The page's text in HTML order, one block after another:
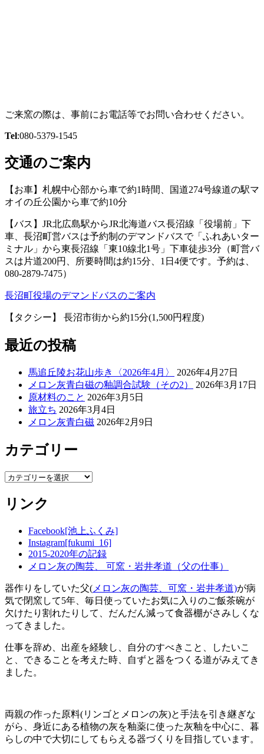
ご来窯の際は、事前にお電話等でお問い合わせください。
Tel:080-5379-1545
交通のご案内
【お車】札幌中心部から車で約1時間、国道274号線道の駅マ
オイの丘公園から車で約10分
【バス】JR北広島駅からJR北海道バス長沼線「役場前」下
車、長沼町営バスは予約制のデマンドバスで「ふれあいター
ミナル」から東長沼線「東10線北1号」下車徒歩3分（町営バ
スは片道200円、所要時間は約15分、1日4便です。予約は、
080-2879-7475）
長沼町役場のデマンドバスのご案内
【タクシー】 長沼市街から約15分(1,500円程度)
最近の投稿
馬追丘陵お花山歩き〈2026年4月〉
2026年4月27日
メロン灰青白磁の釉調合試験（その2）
2026年3月17日
原材料のこと 2026年3月5日
旅立ち 2026年3月4日
メロン灰青白磁 2026年2月9日
カテゴリー
カ
ゴ
リ
リンク
Facebook[池上ふくみ]
Instagram[fukumi_16]
2015-2020年の記録
メロン灰の陶芸、 可窯・岩井孝道（父の仕事）
器作りをしていた父( メロン灰の陶芸、可窯・岩井孝道)が病
気で閉窯して5年、毎日使っていたお気に入りのご飯茶碗が
欠けたり割れたりして、だんだん減って食器棚がさみしくな
ってきました。
仕事を辞め、出産を経験し、自分のすべきこと、したいこ
と、できることを考えた時、自ずと器をつくる道がみえてき
ました。
両親の作った原料(リンゴとメロンの灰)と手法を引き継ぎな
がら、身近にある植物の灰を釉薬に使った灰釉を中心に、暮
らしの中で大切にしてもらえる器づくりを目指しています。